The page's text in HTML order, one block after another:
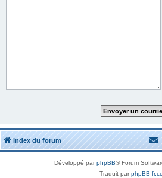
Index du forum
Développé parphpBB® Forum
Traduit parphpBB-